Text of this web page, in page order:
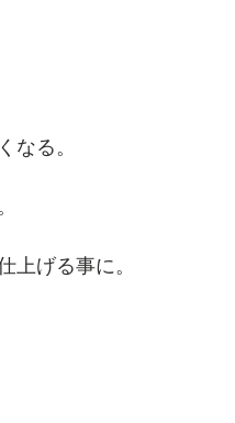
なる。
上げる事に。